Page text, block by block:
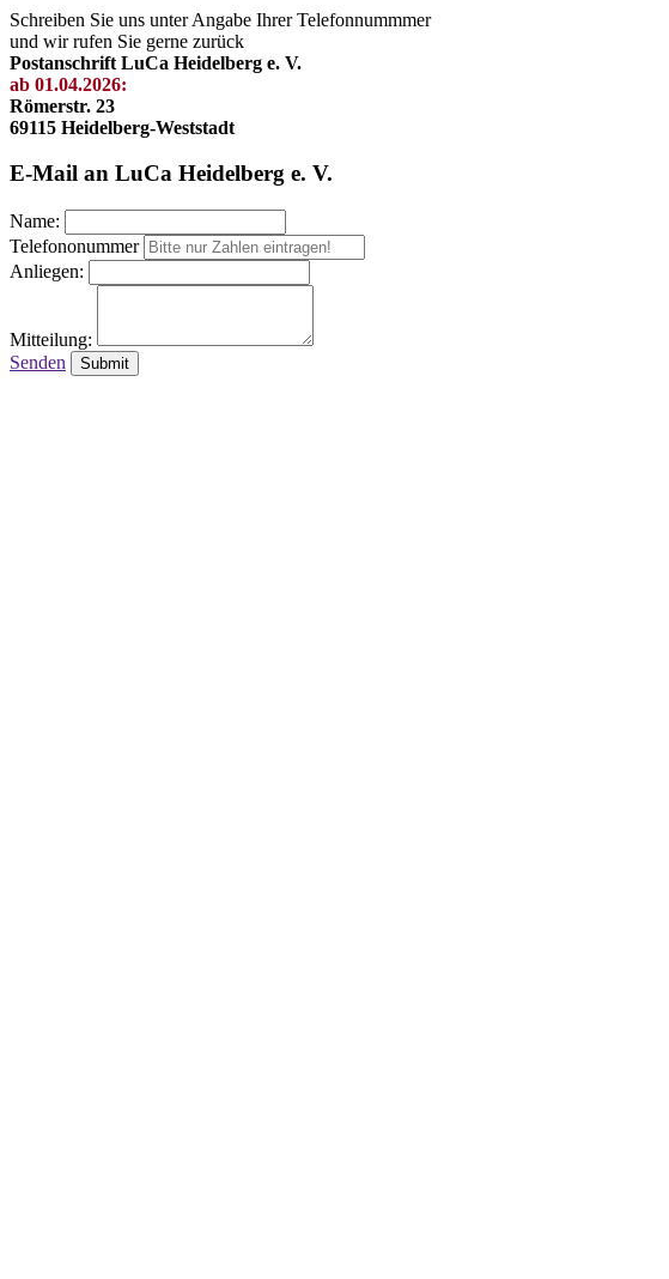
Schreiben Sie uns unter Angabe Ihrer Telefonnummmer
und wir rufen Sie gerne zurück
Postanschrift LuCa Heidelberg e. V.
ab 01.04.2026:
Römerstr. 23
69115 Heidelberg-Weststadt
E-Mail an LuCa Heidelberg e. V.
Name:
Telefononummer
Anliegen:
Mitteilung:
Senden